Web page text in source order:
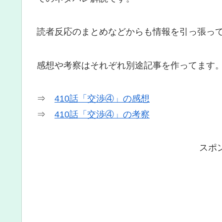
読者反応のまとめなどからも情報を引っ張っ
感想や考察はそれぞれ別途記事を作ってます。
⇒ 410話「交渉④」の感想
⇒ 410話「交渉④」の考察
スポ